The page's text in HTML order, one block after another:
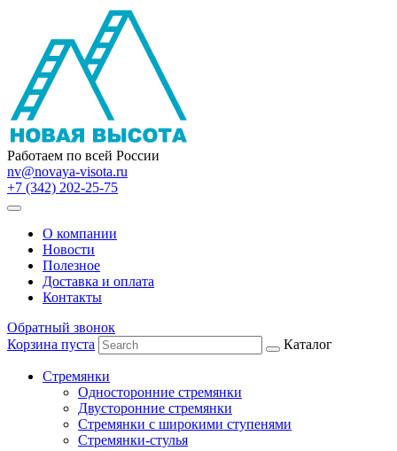
Работаем по всей России
nv@novaya-visota.ru
+7 (342) 202-25-75
О компании
Новости
Полезное
Доставка и оплата
Контакты
Обратный звонок
Корзина пуста
Каталог
Стремянки
Односторонние стремянки
Двусторонние стремянки
Стремянки с широкими ступенями
Стремянки-стулья